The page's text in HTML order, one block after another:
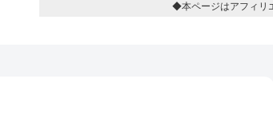
◆本ページはアフィリ